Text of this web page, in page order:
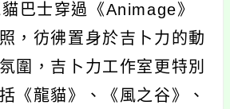
巴士穿過《Animage》
，彷彿置身於吉卜力的動
圍，吉卜力工作室更特別
《龍貓》、《風之谷》、